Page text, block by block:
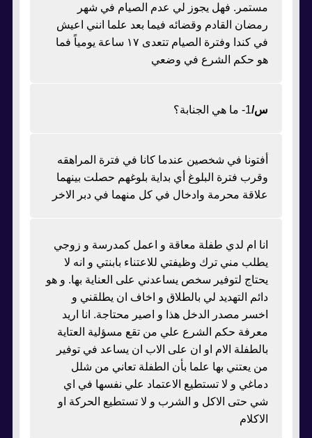
مستمر. فهل يجوز لي عدم الصيام في شهر
رمضان القادم وقضائه فيما بعد علما انني اعيش
في كندا وفترة الصيام تتعدى ١٧ ساعة يومياً فما
هو حكم الشرع في وضعي
س/1- ما هي الجنابة؟
أفتونا في شخصين عندما كانا في فترة المراهقه
وقرب فترة البلوغ أي بداية بلوغهم حصلت بينهما
علاقة محرمة وادخال في كل منهما في دبر الاخر
انا ام لدي طفلة معاقة و اعمل كمدرسة و زوجي
يطلب مني ترك وظيفتي للاعتناء بابنتي و انه لا
يحتاج لتوفير سخص يساعدني على العناية بها. و هو
دائم التهديد لي بالطلاق و اخاف ان يطلقني و
اخسر مصدر الدخل هذا و اصير محتاجة. انا اريد
معرفة حكم الشرع علي من تقع مسؤلية العتاية
بالطفلة الام او ان على الاب ان يساعد في توفير
من يعتني بها علما بأن الطفلة تعاني من شلل
دماغي و لا تستطيع الاعتماد علي نفسها في اي
شي حتى الاكل و الشرب و لا تستطيع الحركة او
الاكلام